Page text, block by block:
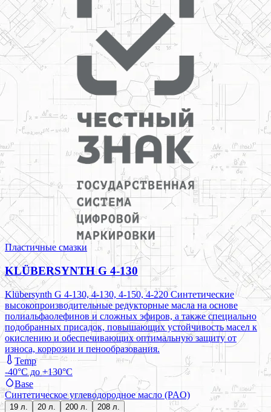
Пластичные смазки
KLÜBERSYNTH G 4-130
Klübersynth G 4-130, 4-130, 4-150, 4-220 Синтетические
высокопроизводительные редукторные масла на основе
полиальфаолефинов и сложных эфиров, а также специально
подобранных присадок, повышающих устойчивость масел к
окислению и обеспечивающих оптимальную защиту от
износа, коррозии и пенообразования.
Temp
-40°C до +130°C
Base
Синтетическое углеводородное масло (PAO)
19 л. 20 л. 200 л. 208 л.